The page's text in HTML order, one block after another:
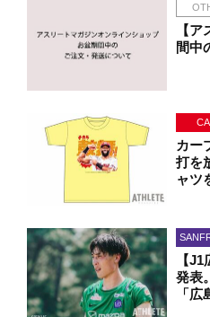
【
間中
カー
打を
ャツ
【
発表
「